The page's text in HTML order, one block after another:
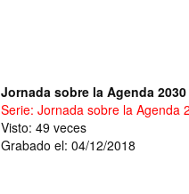
Jornada sobre la Agenda
Serie: Jornada sobre la Agenda
Visto: 49 veces
Grabado el: 04/12/2018